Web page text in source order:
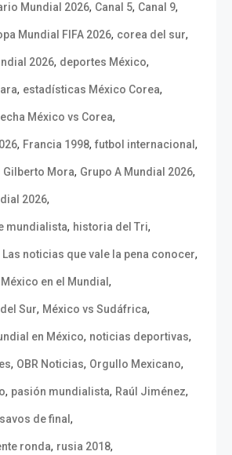
Mundial 2026, Canal 5, Canal 9,
Mundial FIFA 2026, corea del sur,
2026, deportes México,
, estadísticas México Corea,
México vs Corea,
, Francia 1998, futbol internacional ,
Gilberto Mora, Grupo A Mundial 2026,
2026,
mundialista, historia del Tri,
Las noticias que vale la pena conocer,
México en el Mundial ,
Sur, México vs Sudáfrica,
en México, noticias deportivas,
, OBR Noticias, Orgullo Mexicano,
, pasión mundialista, Raúl Jiménez,
de final ,
ronda, rusia 2018,